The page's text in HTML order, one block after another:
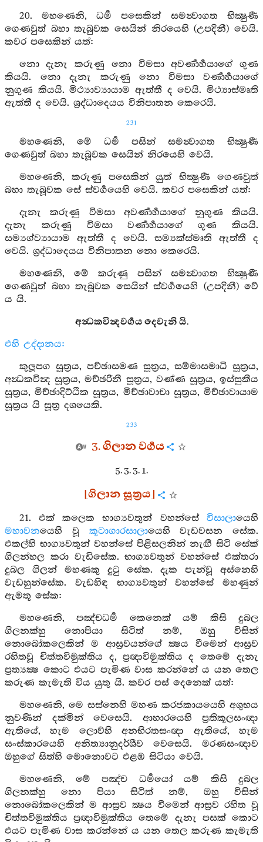
20. මහණෙනි, ධර්‍ම පසෙකින් සමන්‍වාගත භික්‍ෂුණී
ගෙණවුත් බහා තැබුවක සෙයින් නිරයෙහි (උපදිනී) වෙයි.
කවර පසෙකින් යත්:
නො දැනැ කරුණු නො විමසා අවර්‍ණාර්‍හයාගේ ගුණ
කියයි. නො දැනැ කරුණු නො විමසා වර්‍ණාර්‍හයාගේ
නුගුණ කියයි. මිථ්‍යාව්‍යායාම ඇත්තී ද වෙයි. මිථ්‍යාස්මෘති
ඇත්තී ද වෙයි. ශ්‍රද්ධාදෙයය විනිපාතන කෙරෙයි.
231
මහණෙනි, මේ ධර්‍ම පසින් සමන්‍වාගත භික්‍ෂුණී
ගෙණවුත් බහා තැබූවක සෙයින් නිරයෙහි වෙයි.
මහණෙනි, කරුණු පසෙකින් යුත් භික්‍ෂුණී ගෙණවුත්
බහා තැබූවක සේ ස්වර්‍ගයෙහි වෙයි. කවර පසෙකින් යත්:
දැනැ කරුණු විමසා අවර්‍ණාර්‍හයාගේ නුගුණ කියයි.
දැනැ කරුණු විමසා වර්‍ණාර්‍හයාගේ ගුණ කියයි.
සම්‍යග්ව්‍යායාම ඇත්තී ද වෙයි. සම්‍යක්ස්මෘති ඇත්තී ද
වෙයි. ශ්‍රද්ධාදෙයය විනිපාතන නො කෙරෙයි.
මහණෙනි, මේ කරුණු පසින් සමන්‍වාගත භික්‍ෂුණී
ගෙණවුත් බහා තැබූවක සෙයින් ස්වර්‍ගයෙහි (උපදිනී) වේ
ය යි.
අන්‍ධකවින්‍දවර්‍ගය දෙවැනි යි.
එහි උද්දානය:
කුලූපග සූත්‍රය, පච්ඡාසමණ සූත්‍රය, සම්මාසමාධි සූත්‍රය,
අන්‍ධකවින්‍ද සූත්‍රය, මච්ඡරිනී සූත්‍රය, වණ්ණ සූත්‍රය, ඉස්සුකීය
සූත්‍රය, මිච්ඡාදිට්ඨික සූත්‍රය, මිච්ඡාවාචා සූත්‍රය, මිච්ඡාවායාම
සූත්‍රය යි සූත්‍ර දශයෙකි.
233
3. ගිලාන වර්‍ගය
5. 3. 3. 1.
[ගිලාන සූත්‍රය]
21. එක් කලෙක භාග්‍යවතුන් වහන්සේ විසාලායෙහි
මහාවනයෙහි වූ කූටාගාරසාලායෙහි වැඩවසන සේක.
එකල්හි භාග්‍යවතුන් වහන්සේ පිළිසලනින් නැඟී සිටි සේක්
ගිලන්හල කරා වැඩිසේක. භාග්‍යවතුන් වහන්සේ එක්තරා
දුබල ගිලන් මහණකු දුටු සේක. දැක පැන්වූ අස්නෙහි
වැඩහුන්සේක. වැඩහිඳ භාග්‍යවතුන් වහන්සේ මහණුන්
ඇමතූ සේක:
මහණෙනි, පඤ්චධර්‍ම කෙනෙක් යම් කිසි දුබල
ගිලනක්හු නොපියා සිටිත් නම්, ඔහු විසින්
නොබෝකලෙකින් ම ආස්‍රවයන්ගේ ක්‍ෂය වීමෙන් ආස්‍රව
රහිතවූ චිත්තවිමුක්තිය ද, ප්‍රඥාවිමුක්තිය ද තෙමේ දැනැ
ප්‍රත්‍යක්‍ෂ කොට එයට පැමිණ වාස කරන්නේ ය යන තෙල
කරුණ කැමැති විය යුතු යි. කවර පස් දෙනෙක් යත්:
මහණෙනි, මෙ සස්නෙහි මහණ කරජකායයෙහි අශුභය
නුවණින් දක්මින් වෙසෙයි. ආහාරයෙහි ප්‍රතිකූලසංඥා
ඇතියේ, හැම ලොව්හි අනභිරතසංඥා ඇතියේ, හැම
සංස්කාරයෙහි අනිත්‍යානුදර්ශීව වෙසෙයි. මරණසංඥාව
ඔහුගේ සිත්හි මොනොවට එළඹ සිටියා වෙයි.
මහණෙනි, මේ පඤ්ච ධර්‍මයෝ යම් කිසි දුබල
ගිලනක්හු නො පියා සිටිත් නම්, ඔහු විසින්
නොබෝකලෙකින් ම ආස්‍රව ක්‍ෂය වීමෙන් ආස්‍රව රහිත වූ
චිත්තවිමුක්තිය ප්‍රඥාවිමුක්තිය තෙමේ දැනැ පසක් කොට
එයට පැමිණ වාස කරන්නේ ය යන තෙල කරුණ කැමැති